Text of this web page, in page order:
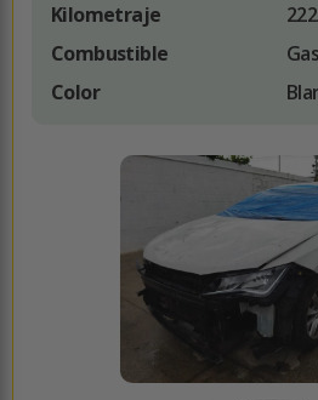
Kilometraje
Combustible
Color